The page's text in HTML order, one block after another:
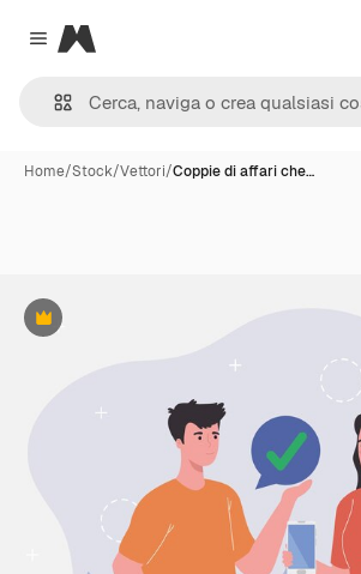
Close menu
Magnific
Home/Stock/Vettori/Coppie di affari che…
Premium